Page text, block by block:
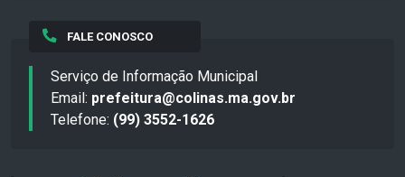
FALE CONOSCO
Serviço de Informação Municipal
Email: prefeitura@colinas.ma.gov.br
Telefone: (99) 3552-1626